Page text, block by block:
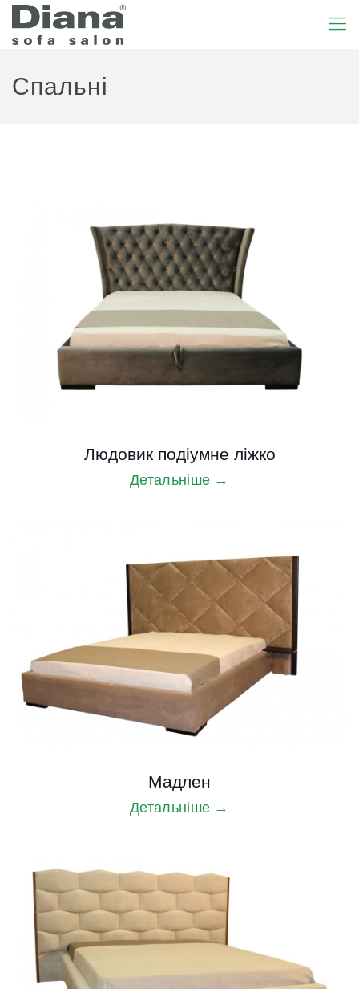
Спальні
Людовик подіумне ліжко
Детальніше →
Мадлен
Детальніше →